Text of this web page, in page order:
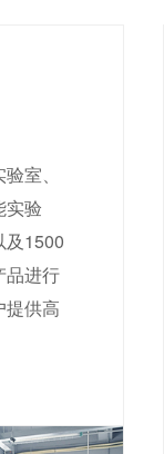
室、
实验
及1500
品进行
提供高